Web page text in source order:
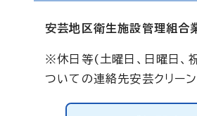
安芸地区衛生施設管理
※休日等(土曜日、日曜日、
ついての連絡先安芸クリ